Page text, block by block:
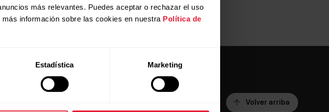
más relevantes. Puedes aceptar o rechazar el uso
información sobre las cookies en nuestra Política de
Estadística Marketing
Volver arriba